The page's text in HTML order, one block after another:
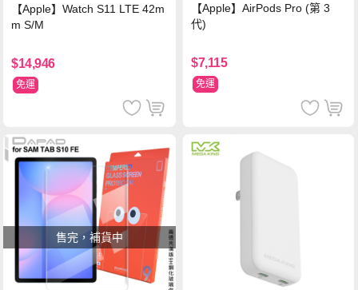
【Apple】Watch S11 LTE 42m
m S/M
$14,946
免運
【Apple】AirPods Pro (第 3
代)
$7,115
免運
售完，補貨中